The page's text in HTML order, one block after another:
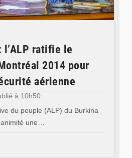
l’ALP ratifie le
2014 pour
aérienne
à 10h50
du peuple (ALP) du Burkina
une…